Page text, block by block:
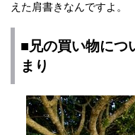
えた肩書きなんですよ。
■兄の買い物につ
まり